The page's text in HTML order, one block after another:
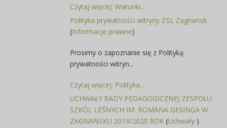
Czytaj więcej: Warunki...
Polityka prywatności witryny ZSL Zagnańsk
(Informacje prawne)
Prosimy o zapoznanie się z Polityką
prywatności witryn...
Czytaj więcej: Polityka...
UCHWAŁY RADY PEDAGOGICZNEJ ZESPOŁU
SZKÓL LEŚNYCH IM. ROMANA GESINGA W
ZAGNAŃSKU 2019/2020 ROK (Uchwały )